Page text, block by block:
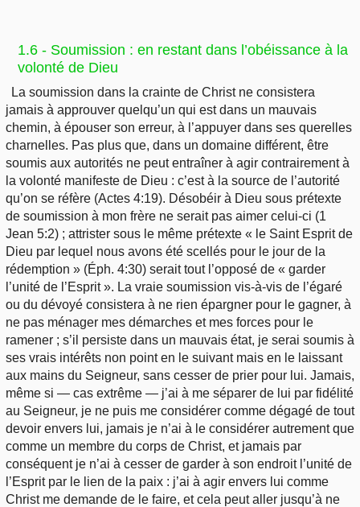
1.6 - Soumission : en restant dans l’obéissance à la
volonté de Dieu
La soumission dans la crainte de Christ ne consistera
jamais à approuver quelqu’un qui est dans un mauvais
chemin, à épouser son erreur, à l’appuyer dans ses querelles
charnelles. Pas plus que, dans un domaine différent, être
soumis aux autorités ne peut entraîner à agir contrairement à
la volonté manifeste de Dieu : c’est à la source de l’autorité
qu’on se réfère (Actes 4:19). Désobéir à Dieu sous prétexte
de soumission à mon frère ne serait pas aimer celui-ci (1
Jean 5:2) ; attrister sous le même prétexte « le Saint Esprit de
Dieu par lequel nous avons été scellés pour le jour de la
rédemption » (Éph. 4:30) serait tout l’opposé de « garder
l’unité de l’Esprit ». La vraie soumission vis-à-vis de l’égaré
ou du dévoyé consistera à ne rien épargner pour le gagner, à
ne pas ménager mes démarches et mes forces pour le
ramener ; s’il persiste dans un mauvais état, je serai soumis à
ses vrais intérêts non point en le suivant mais en le laissant
aux mains du Seigneur, sans cesser de prier pour lui. Jamais,
même si — cas extrême — j’ai à me séparer de lui par fidélité
au Seigneur, je ne puis me considérer comme dégagé de tout
devoir envers lui, jamais je n’ai à le considérer autrement que
comme un membre du corps de Christ, et jamais par
conséquent je n’ai à cesser de garder à son endroit l’unité de
l’Esprit par le lien de la paix : j’ai à agir envers lui comme
Christ me demande de le faire, et cela peut aller jusqu’à ne